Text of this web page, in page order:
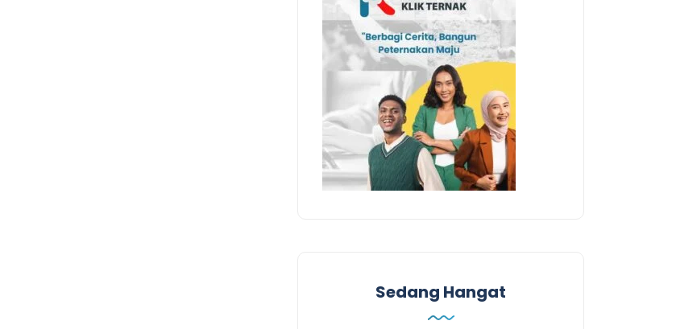
Sedang Hangat